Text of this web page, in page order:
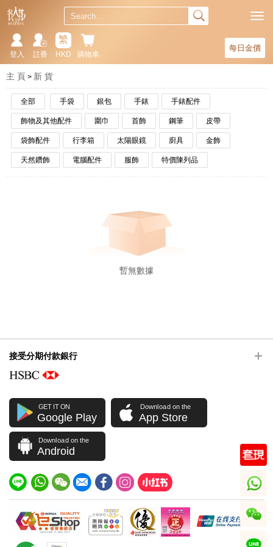
每日金價
購物車
繁
HKD
註冊
登入
主 頁 新 貨
全部 手袋 銀包 手錶 手錶配件
飾物及其他配件 圍巾 首飾 鋼筆 皮帶
袋飾配件 行李箱 太陽眼鏡 廚具 金飾
天然鑽飾 電腦配件 服飾 特價陳列品
暫無數據
接受分期付款銀行
GET IT ON
Google Play
Download on the
App Store
Download on the
Android
whatsapp